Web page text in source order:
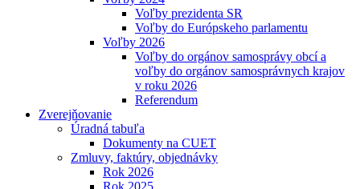
Voľby prezidenta SR
Voľby do Európskeho parlamentu
Voľby 2026
Voľby do orgánov samosprávy obcí a
voľby do orgánov samosprávnych krajov
v roku 2026
Referendum
Zverejňovanie
Úradná tabuľa
Dokumenty na CUET
Zmluvy, faktúry, objednávky
Rok 2026
Rok 2025